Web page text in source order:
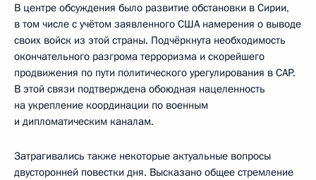
В центре обсуждения было развитие обстановки в Сирии,
в том числе с учётом заявленного США намерения о выводе
своих войск из этой страны. Подчёркнута необходимость
окончательного разгрома терроризма и скорейшего
продвижения по пути политического урегулирования в САР.
В этой связи подтверждена обоюдная нацеленность
на укрепление координации по военным
и дипломатическим каналам.
Затрагивались также некоторые актуальные вопросы
двусторонней повестки дня. Высказано общее стремление